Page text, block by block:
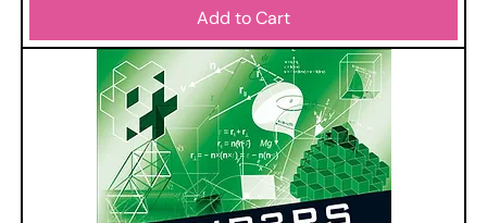
Add to Cart